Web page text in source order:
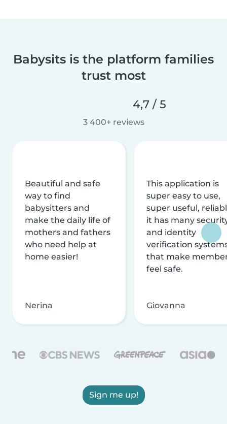
Babysits is the platform families
trust most
4,7 / 5
3 400+ reviews
Beautiful and safe
way to find
babysitters and
make the daily life of
mothers and fathers
who need help at
home easier!
Nerina
This application is
super easy to use,
super useful,
it has many
and identity
verification
that make
feel safe.
Giovanna
Sign me up!